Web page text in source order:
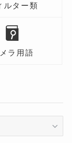
ルター類
ラ用語